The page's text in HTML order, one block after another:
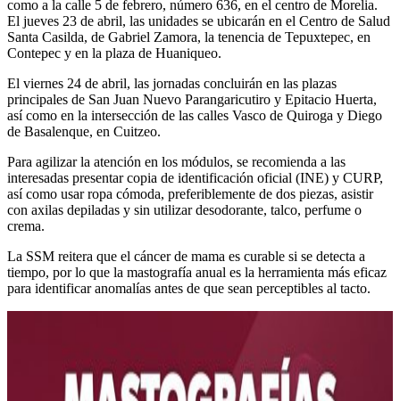
como a la calle 5 de febrero, número 636, en el centro de Morelia.
El jueves 23 de abril, las unidades se ubicarán en el Centro de Salud
Santa Casilda, de Gabriel Zamora, la tenencia de Tepuxtepec, en
Contepec y en la plaza de Huaniqueo.
El viernes 24 de abril, las jornadas concluirán en las plazas
principales de San Juan Nuevo Parangaricutiro y Epitacio Huerta,
así como en la intersección de las calles Vasco de Quiroga y Diego
de Basalenque, en Cuitzeo.
Para agilizar la atención en los módulos, se recomienda a las
interesadas presentar copia de identificación oficial (INE) y CURP,
así como usar ropa cómoda, preferiblemente de dos piezas, asistir
con axilas depiladas y sin utilizar desodorante, talco, perfume o
crema.
La SSM reitera que el cáncer de mama es curable si se detecta a
tiempo, por lo que la mastografía anual es la herramienta más eficaz
para identificar anomalías antes de que sean perceptibles al tacto.